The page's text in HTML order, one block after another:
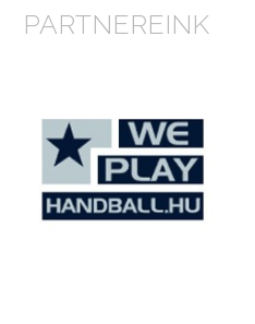
PARTNEREINK